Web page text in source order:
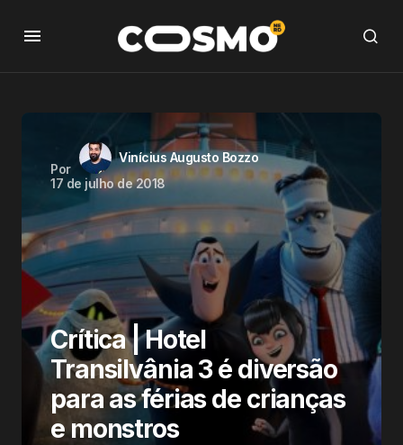
Por
Vinícius Augusto Bozzo
17 de julho de 2018
Crítica | Hotel
Transilvânia 3 é diversão
para as férias de crianças
e monstros